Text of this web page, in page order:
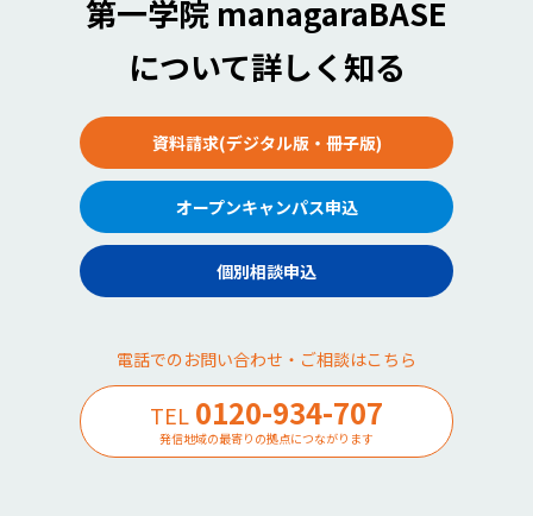
第一学院 managaraBASE
について詳しく知る
資料請求(デジタル版・冊子版)
オープンキャンパス申込
個別相談申込
電話でのお問い合わせ・ご相談はこちら
TEL 0120-934-707
発信地域の最寄りの拠点につながります